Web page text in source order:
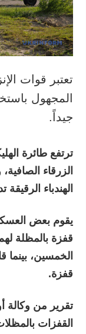
المزيد
التقارير
مقابلات
الصور
الفيديوهات
تعتبر قوات
المجهول
جيداً.
ترتفع طائرة
الزرقاء
الهندباء الرقيقة
يقوم بعض
قفزة بالمظلة
الخمسين، بينما
قفزة.
تقرير من وكالة